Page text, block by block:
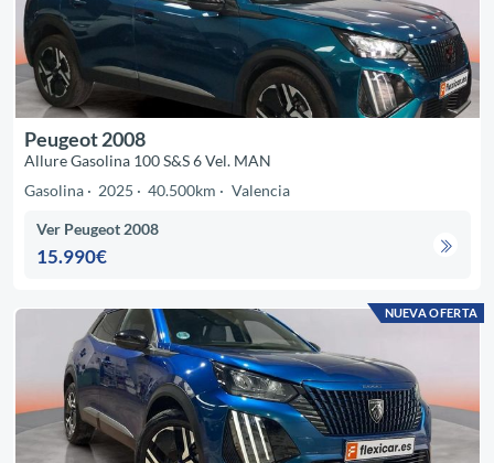
Peugeot 2008
Allure Gasolina 100 S&S 6 Vel. MAN
Gasolina
2025 40.500km Valencia
Ver Peugeot 2008
15.990€
NUEVA OFERTA